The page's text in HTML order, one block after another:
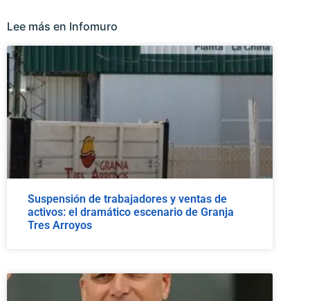
Lee más en Infomuro
Suspensión de trabajadores y ventas de
activos: el dramático escenario de Granja
Tres Arroyos